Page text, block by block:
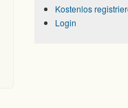
Kostenlos
Login